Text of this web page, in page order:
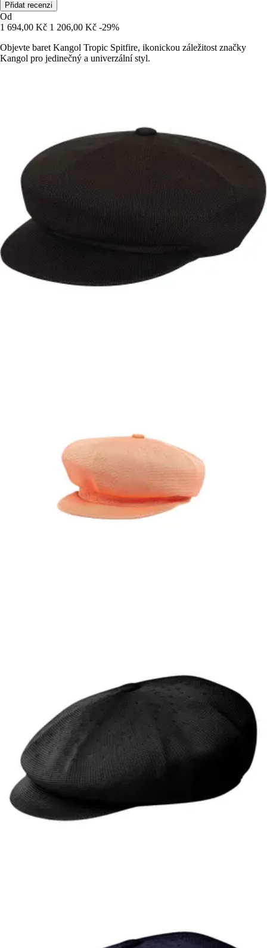
Přidat recenzi
Od
1 694,00 Kč 1 206,00 Kč -29%
Objevte baret Kangol Tropic Spitfire, ikonickou záležitost značky
Kangol pro jedinečný a univerzální styl.